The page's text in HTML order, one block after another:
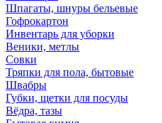
Шпагаты, шнуры бельевые
Гофрокартон
Инвентарь для уборки
Веники, метлы
Совки
Тряпки для пола, бытовые
Швабры
Губки, щетки для посуды
Вёдра, тазы